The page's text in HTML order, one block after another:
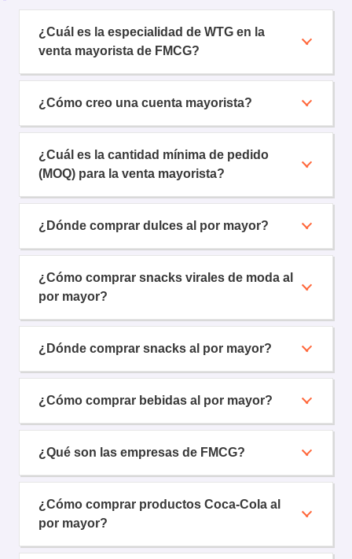
¿Cuál es la especialidad de WTG en la
venta mayorista de FMCG?
¿Cómo creo una cuenta mayorista?
¿Cuál es la cantidad mínima de pedido
(MOQ) para la venta mayorista?
¿Dónde comprar dulces al por mayor?
¿Cómo comprar snacks virales de moda al
por mayor?
¿Dónde comprar snacks al por mayor?
¿Cómo comprar bebidas al por mayor?
¿Qué son las empresas de FMCG?
¿Cómo comprar productos Coca-Cola al
por mayor?